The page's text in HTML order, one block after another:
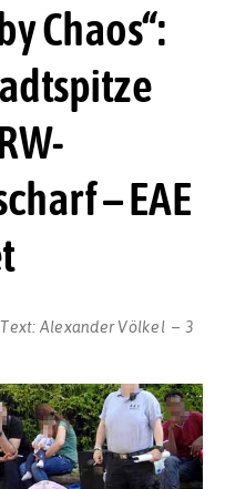
Chaos“:
– EAE
Text: Alexander Völkel
3